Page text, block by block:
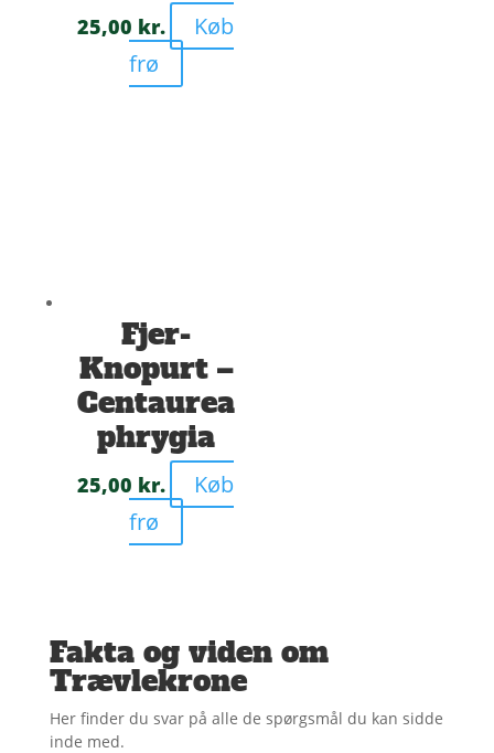
25,00 kr.
Køb
frø
Fjer-
Knopurt –
Centaurea
phrygia
25,00 kr.
Køb
frø
Fakta og viden om
Trævlekrone
Her finder du svar på alle de spørgsmål du kan sidde
inde med.